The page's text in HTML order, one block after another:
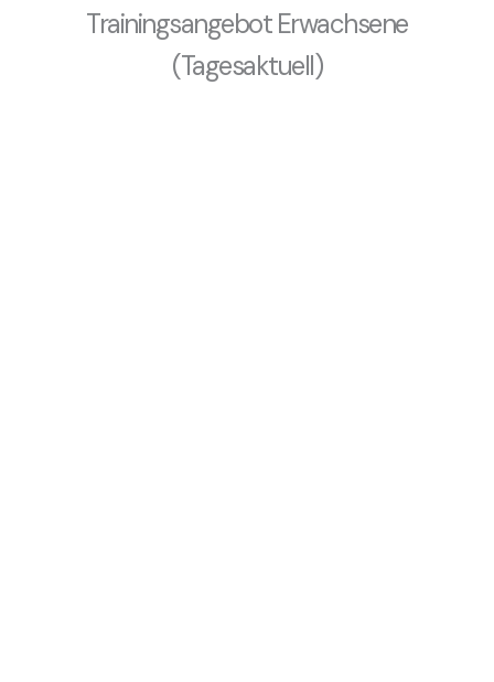
Trainingsangebot Erwachsene
(Tagesaktuell)